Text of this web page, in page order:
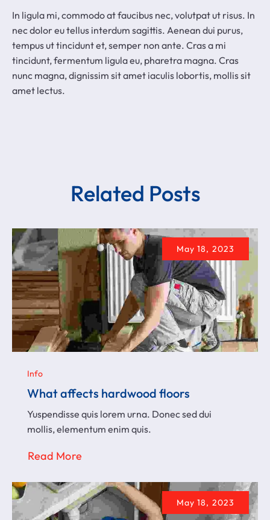
In ligula mi, commodo at faucibus nec, volutpat ut risus. In
nec dolor eu tellus interdum sagittis. Aenean dui purus,
tempus ut tincidunt et, semper non ante. Cras a mi
tincidunt, fermentum ligula eu, pharetra magna. Cras
nunc magna, dignissim sit amet iaculis lobortis, mollis sit
amet lectus.
Related Posts
May 18, 2023
Info
What affects hardwood floors
Yuspendisse quis lorem urna. Donec sed dui
mollis, elementum enim quis.
Read More
May 18, 2023